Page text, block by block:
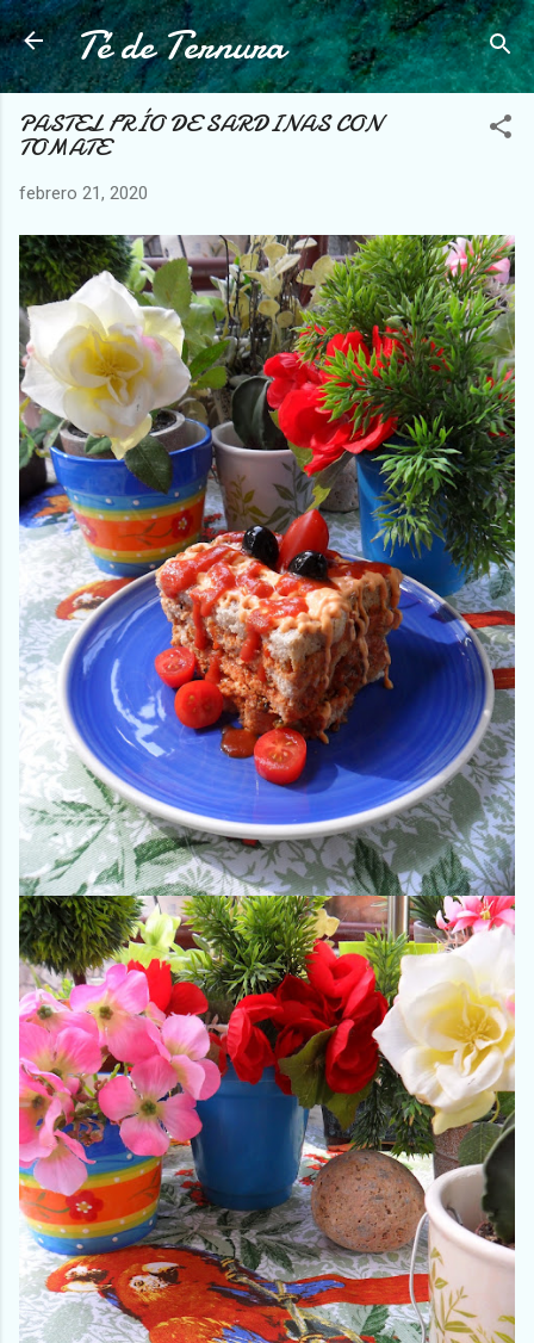
Ir al contenido principal
Té de Ternura
PASTEL FRÍO DE SARDINAS CON
TOMATE
febrero 21, 2020